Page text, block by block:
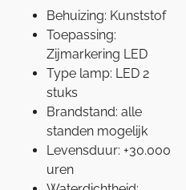
Behuizing: Kunststof
Toepassing:
Zijmarkering LED
Type lamp: LED 2
stuks
Brandstand: alle
standen mogelijk
Levensduur: +30.000
uren